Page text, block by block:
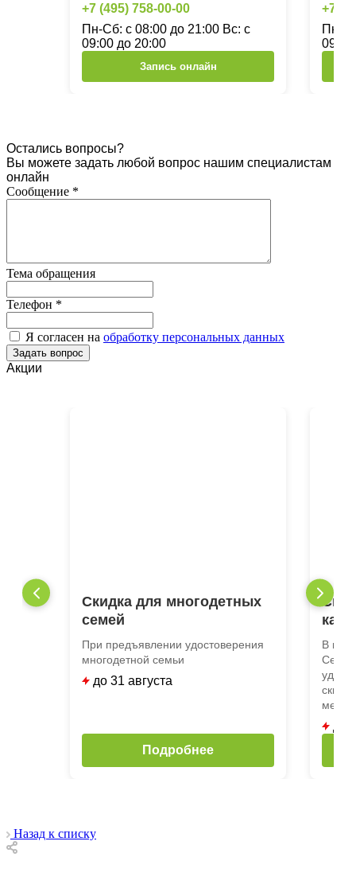
+7 (495) 758-00-00
Пн-Сб: с 08:00 до 21:00 Вс: с
09:00 до 20:00
Запись онлайн
+7
Пн-
Остались вопросы?
Вы можете задать любой вопрос нашим специалистам
онлайн
Сообщение *
Тема обращения
Телефон *
Я согласен на обработку персональных данных
Акции
Скидка для многодетных
семей
При предъявлении удостоверения
многодетной семьи
до 31 августа
Подробнее
В
Назад к списку